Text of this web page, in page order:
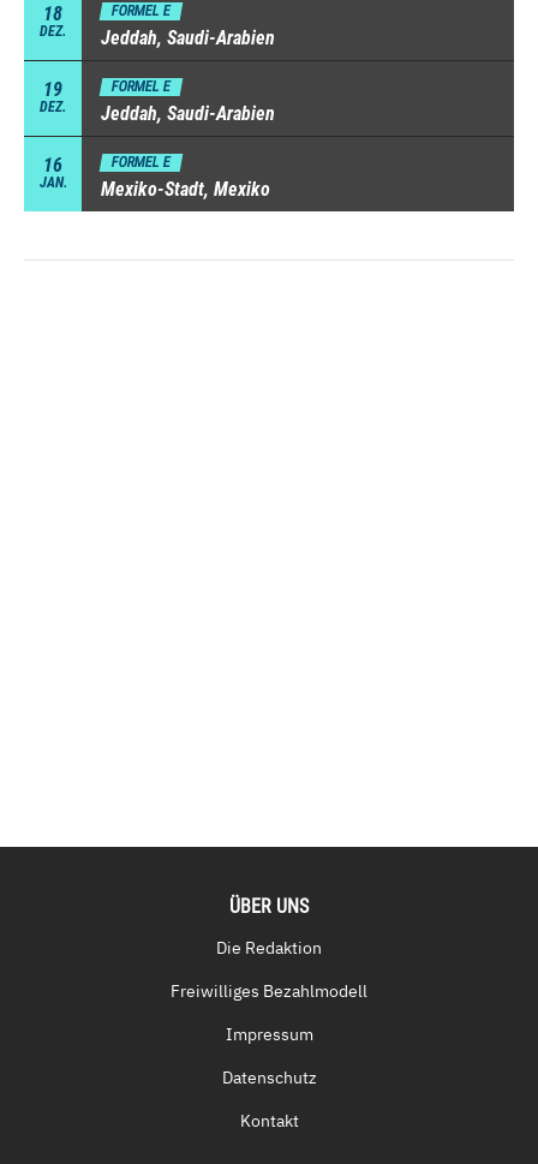
18
DEZ.
FORMEL E
Jeddah, Saudi-Arabien
19
DEZ.
FORMEL E
Jeddah, Saudi-Arabien
16
JAN.
FORMEL E
Mexiko-Stadt, Mexiko
ÜBER UNS
Die Redaktion
Freiwilliges Bezahlmodell
Impressum
Datenschutz
Kontakt